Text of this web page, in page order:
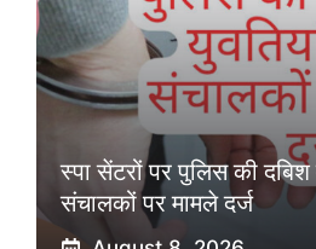
स्पा सेंटरों पर पुलिस की
संचालकों पर मामले दर्ज